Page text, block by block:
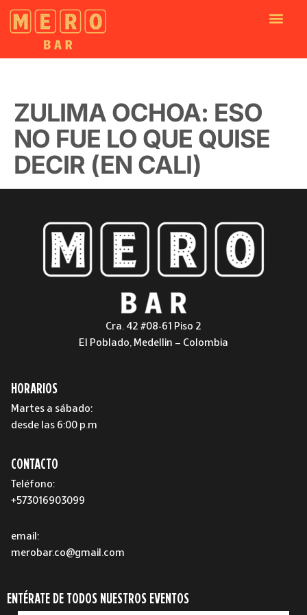
ZULIMA OCHOA: ESO
NO FUE LO QUE QUISE
DECIR (EN CALI)
Cra. 42 #08-61 Piso 2
El Poblado, Medellin – Colombia
HORARIOS
Martes a sábado:
desde las 6:00 p.m
CONTACTO
Teléfono:
+573016903099
email:
merobar.co@gmail.com
ENTÉRATE DE TODOS NUESTROS EVENTOS